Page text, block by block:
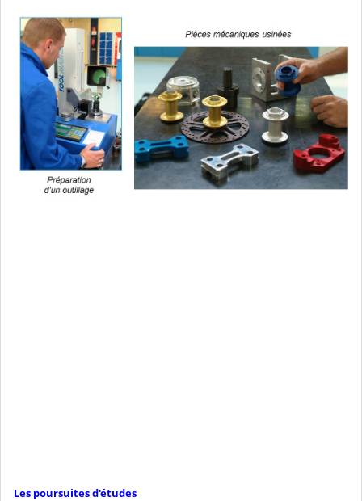
Les poursuites d'études